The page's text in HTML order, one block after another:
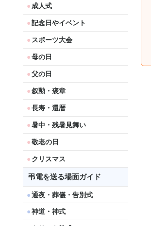
成人式
記念日やイベント
スポーツ大会
母の日
父の日
叙勲・褒章
長寿・還暦
暑中・残暑見舞い
敬老の日
クリスマス
弔電を送る場面ガイド
通夜・葬儀・告別式
神道・神式